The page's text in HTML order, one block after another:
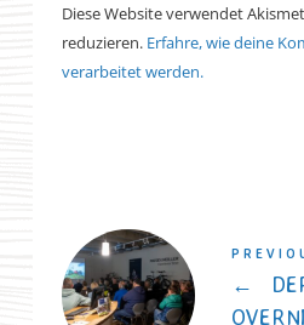
Diese Website verwendet
reduzieren. Erfahre, wie deine
verarbeitet werden.
←